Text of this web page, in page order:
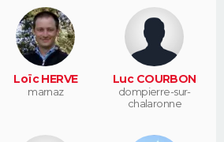
Loïc HERVE
marnaz
Luc COURBON
dompierre-sur-
chalaronne